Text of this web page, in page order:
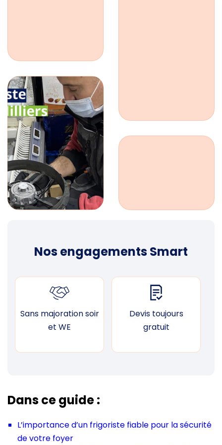
Nos engagements Smart
Sans majoration soir
et WE
Devis toujours
gratuit
Dans ce guide :
L’importance d’un frigoriste fiable pour la sécurité
de votre foyer